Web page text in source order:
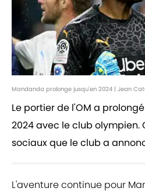
Mandanda prolonge jusqu'en 2024 | Jean
Le portier de l'OM a
2024 avec le club olympien.
sociaux que le club a
L'aventure continue pour